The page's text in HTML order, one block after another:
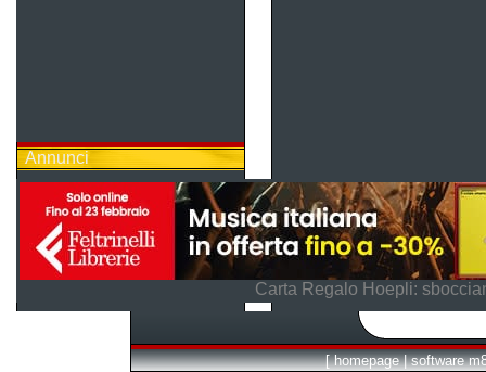
Annunci
Carta Regalo Hoepli:
[ homepage | software